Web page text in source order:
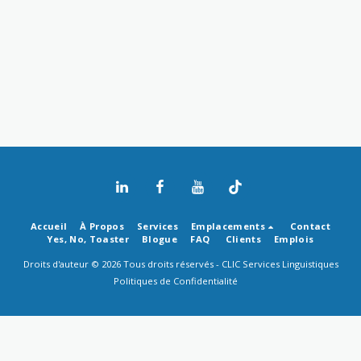
Accueil À Propos Services Emplacements
Contact
Yes, No, Toaster
Blogue FAQ Clients Emplois
Droits d'auteur © 2026 Tous droits réservés - CLIC Services Linguistiques
Politiques de Confidentialité